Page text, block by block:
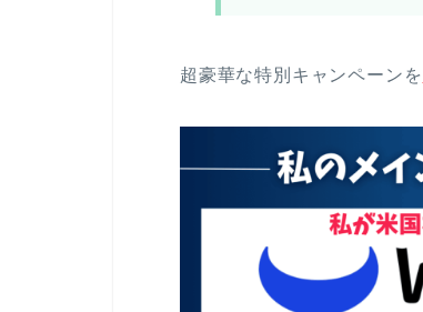
超豪華な特別キャンペーンを